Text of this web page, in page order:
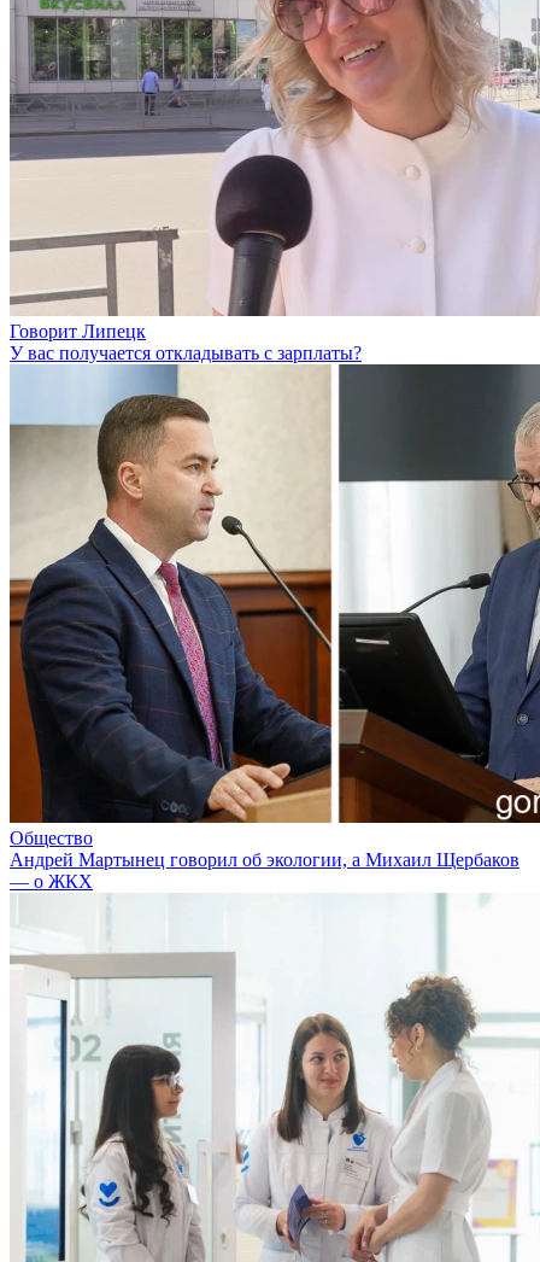
Говорит Липецк
У вас получается откладывать с зарплаты?
Общество
Андрей Мартынец говорил об экологии, а Михаил Щербаков
— о ЖКХ